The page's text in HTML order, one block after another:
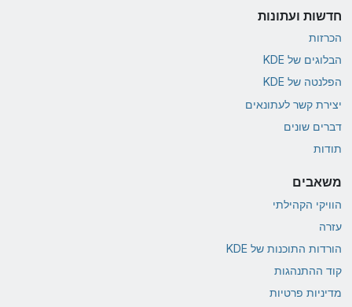
חדשות ועתונות
הכרזות
הבלוגים של KDE
הפלנטה של KDE
יצירת קשר לעתונאים
דברים שונים
תודות
משאבים
הוויקי הקהילתי
עזרה
הורדות התוכנות של KDE
קוד ההתנהגות
מדיניות פרטיות